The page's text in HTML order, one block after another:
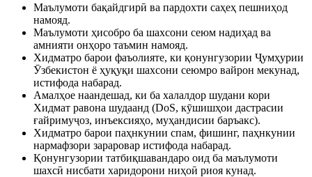
Маълумоти бақайдгирӣ ва пардохти саҳеҳ пешниҳод
намояд.
Маълумоти ҳисобро ба шахсони сеюм надиҳад ва
амнияти онҳоро таъмин намояд.
Хидматро барои фаъолияте, ки қонунгузории Ҷумҳурии
Ӯзбекистон ё ҳуқуқи шахсони сеюмро вайрон мекунад,
истифода набарад.
Амалҳое наандешад, ки ба халалдор шудани кори
Хидмат равона шудаанд (DoS, кӯшишҳои дастрасии
ғайримуҷоз, инъексияҳо, муҳандисии баръакс).
Хидматро барои паҳнкунии спам, фишинг, паҳнкунии
нармафзори зараровар истифода набарад.
Қонунгузории татбиқшавандаро оид ба маълумоти
шахсӣ нисбати харидорони ниҳоӣ риоя кунад.